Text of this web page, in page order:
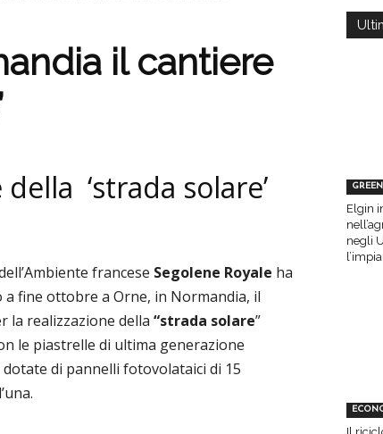
il cantiere
‘strada solare’
francese Segolene Royale ha
fine ottobre a Orne, in Normandia, il
la realizzazione della “strada solare”
le piastrelle di ultima generazione
di pannelli fotovolataici di 15
Elgin
negli